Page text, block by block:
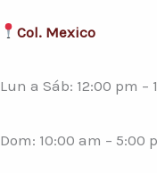
Col. Mexico
Lun a Sáb: 12:00 pm –
Dom: 10:00 am – 5:00